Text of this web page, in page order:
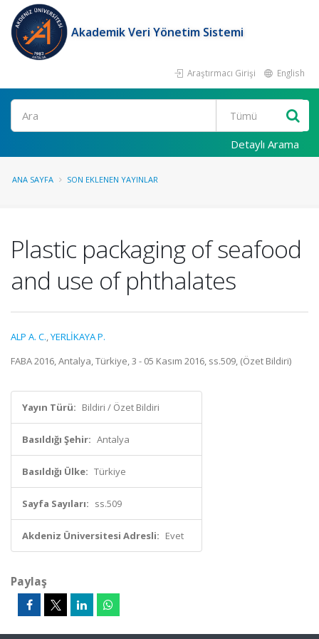
Akademik Veri Yönetim Sistemi
Araştırmacı Girişi English
Ara
Detaylı Arama
ANA SAYFA SON EKLENEN YAYINLAR
Plastic packaging of seafood
and use of phthalates
ALP A. C.,YERLİKAYA P.
FABA 2016, Antalya, Türkiye, 3 - 05 Kasım 2016, ss.509, (Özet Bildiri)
Yayın Türü: Bildiri / Özet Bildiri
Basıldığı Şehir: Antalya
Basıldığı Ülke: Türkiye
Sayfa Sayıları: ss.509
Akdeniz Üniversitesi Adresli: Evet
Paylaş